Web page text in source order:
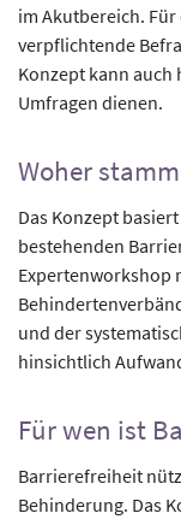
im Akutbereich.
verpflichtende
Konzept kann
Umfragen dienen.
Woher
Das Konzept
bestehenden
Expertenworkshop
und der
hinsichtlich
Für wen ist
Barrierefreiheit
Behinderung. Das